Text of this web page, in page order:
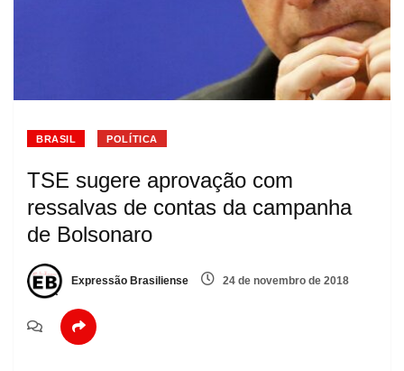
BRASIL POLÍTICA
TSE sugere aprovação com
ressalvas de contas da campanha
de Bolsonaro
Expressão Brasiliense 24 de novembro de 2018